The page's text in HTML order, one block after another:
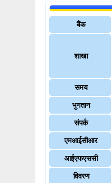
बैंक
शाखा
समय
भुगतान
संपर्क
एमआईसीआर
आईएफएससी
विवरण